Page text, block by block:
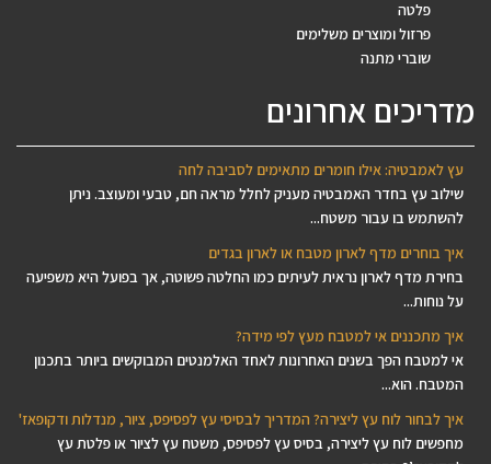
פלטה
פרזול ומוצרים משלימים
שוברי מתנה
מדריכים אחרונים
עץ לאמבטיה: אילו חומרים מתאימים לסביבה לחה
שילוב עץ בחדר האמבטיה מעניק לחלל מראה חם, טבעי ומעוצב. ניתן
להשתמש בו עבור משטח...
איך בוחרים מדף לארון מטבח או לארון בגדים
בחירת מדף לארון נראית לעיתים כמו החלטה פשוטה, אך בפועל היא משפיעה
על נוחות...
איך מתכננים אי למטבח מעץ לפי מידה?
אי למטבח הפך בשנים האחרונות לאחד האלמנטים המבוקשים ביותר בתכנון
המטבח. הוא...
איך לבחור לוח עץ ליצירה? המדריך לבסיסי עץ לפסיפס, ציור, מנדלות ודקופאז'
מחפשים לוח עץ ליצירה, בסיס עץ לפסיפס, משטח עץ לציור או פלטת עץ